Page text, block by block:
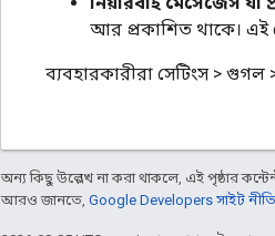
আর প্রকাশিত থাকে। এই
ব্যবহারকারীরা সেটিংস >
অন্য কিছু উল্লেখ না করা থাকলে, এই পৃষ্ঠার
আরও জানতে, Google Developers সাইট নীতি